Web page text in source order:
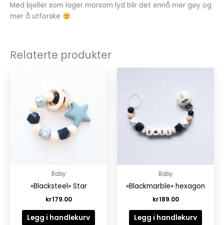
Med bjeller som lager morsom lyd blir det ennå mer gøy og
mer å utforske
Relaterte produkter
Baby
«Blacksteel» Star
kr179.00
Legg i handlekurv
Baby
«Blackmarble» hexagon
kr189.00
Legg i handlekurv